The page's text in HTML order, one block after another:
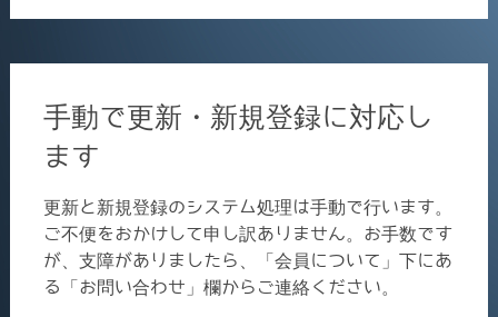
手動で更新・新規登録に対応し
ます
更新と新規登録のシステム処理は手動で行います。
ご不便をおかけして申し訳ありません。お手数です
が、支障がありましたら、「会員について」下にあ
る「お問い合わせ」欄からご連絡ください。